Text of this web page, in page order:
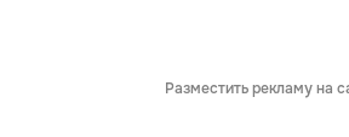
Разместить рекламу на